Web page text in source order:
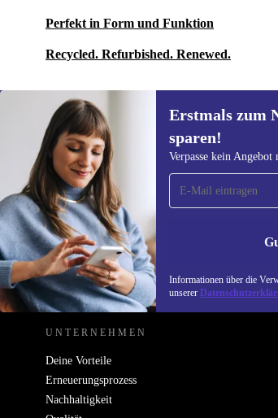
Perfekt in Form und Funktion
Recycled. Refurbished. Renewed.
Erstmals zum
sparen!
Verpasse kein Angebot
Informationen über die
unserer
Erstmals zum Newsletter
anmelden, 15 € sparen!
Verpasse kein Angebot mehr.
REFURBED DEUTSCHLAND -
UNTERNEHMEN
Deine Vorteile
Erneuerungsprozess
Nachhaltigkeit